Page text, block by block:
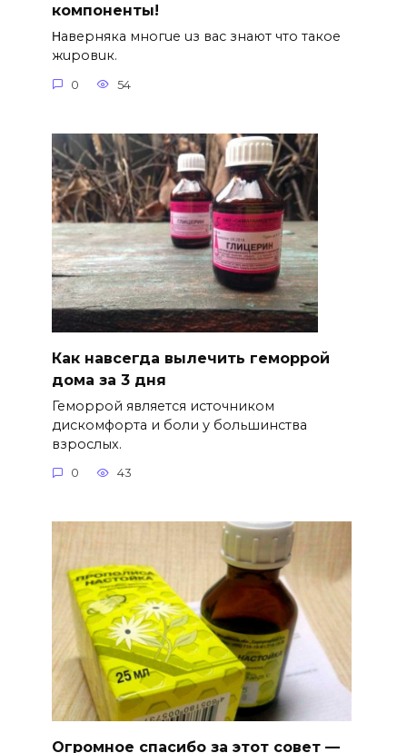
компоненты!
Ηавepняка многue uз вас знают что такоe
жuровuк.
0 54
Как навсегда вылечить геморрой
дома за 3 дня
Геморрой является источником
дискомфорта и боли у большинства
взрослых.
0 43
Огромное спасибо за этот совет —